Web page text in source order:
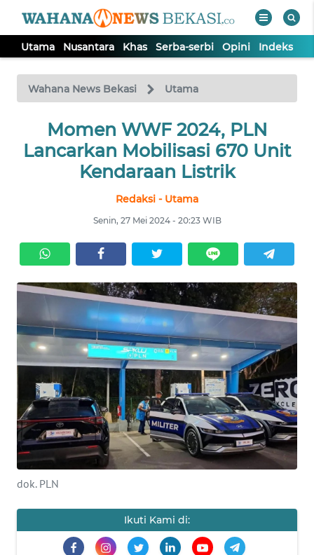
Utama Nusantara Khas Serba-serbi Opini Indeks
Wahana News Bekasi Utama
Momen WWF 2024, PLN
Lancarkan Mobilisasi 670 Unit
Kendaraan Listrik
Redaksi - Utama
Senin, 27 Mei 2024 - 20:23 WIB
dok. PLN
Ikuti Kami di:
TV
Tutup
UTAMA
SERBA-
SERBI
Informasi
INDEKS
BERITA
KONTAK
KAMI
INFO
IKLAN